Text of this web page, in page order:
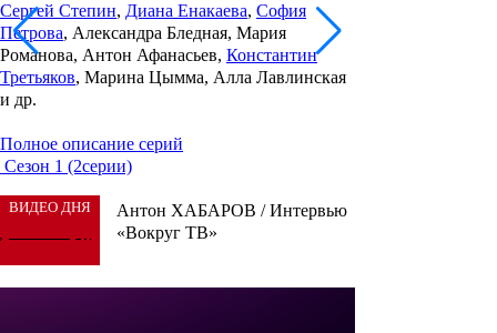
Сергей Степин, Диана Енакаева, София
Петрова, Александра Бледная, Мария
Романова, Антон Афанасьев, Константин
Третьяков, Марина Цымма, Алла Лавлинская
и др.
Полное описание серий
Сезон 1 (2серии)
ВИДЕО ДНЯ
Антон ХАБАРОВ / Интервью
«Вокруг ТВ»